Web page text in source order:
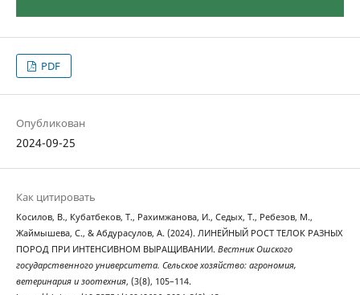
PDF
Опубликован
2024-09-25
Как цитировать
Косилов, В., Кубатбеков, Т., Рахимжанова, И., Седых, Т., Ребезов, М.,
Жаймышева, С., & Абдурасулов, А. (2024). ЛИНЕЙНЫЙ РОСТ ТЕЛОК РАЗНЫХ
ПОРОД ПРИ ИНТЕНСИВНОМ ВЫРАЩИВАНИИ. Вестник Ошского
государственного университета. Сельское хозяйство: агрономия,
ветеринария и зоотехния, (3(8), 105–114.